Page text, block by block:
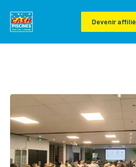
Devenir affilié